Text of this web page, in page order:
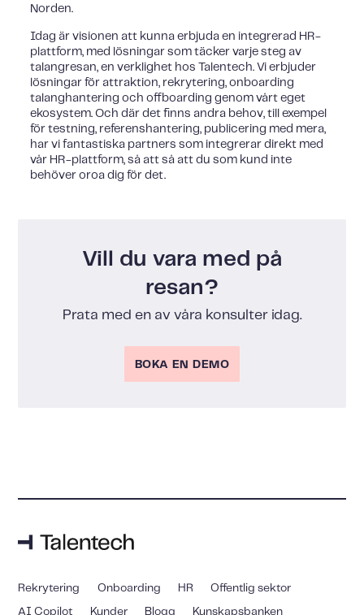
Norden.
Idag är visionen att kunna erbjuda en integrerad HR-
plattform, med lösningar som täcker varje steg av
talangresan, en verklighet hos Talentech. Vi erbjuder
lösningar för attraktion, rekrytering, onboarding
talanghantering och offboarding genom vårt eget
ekosystem. Och där det finns andra behov, till exempel
för testning, referenshantering, publicering med mera,
har vi fantastiska partners som integrerar direkt med
vår HR-plattform, så att så att du som kund inte
behöver oroa dig för det.
Vill du vara med på
resan?
Prata med en av våra konsulter idag.
BOKA EN DEMO
Rekrytering Onboarding HR Offentlig sektor
AI Copilot Kunder Blogg Kunskapsbanken